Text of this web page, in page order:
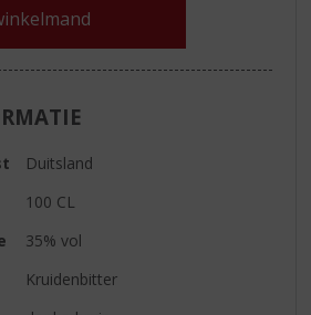
Duitsland
100 CL
35% vol
Kruidenbitter